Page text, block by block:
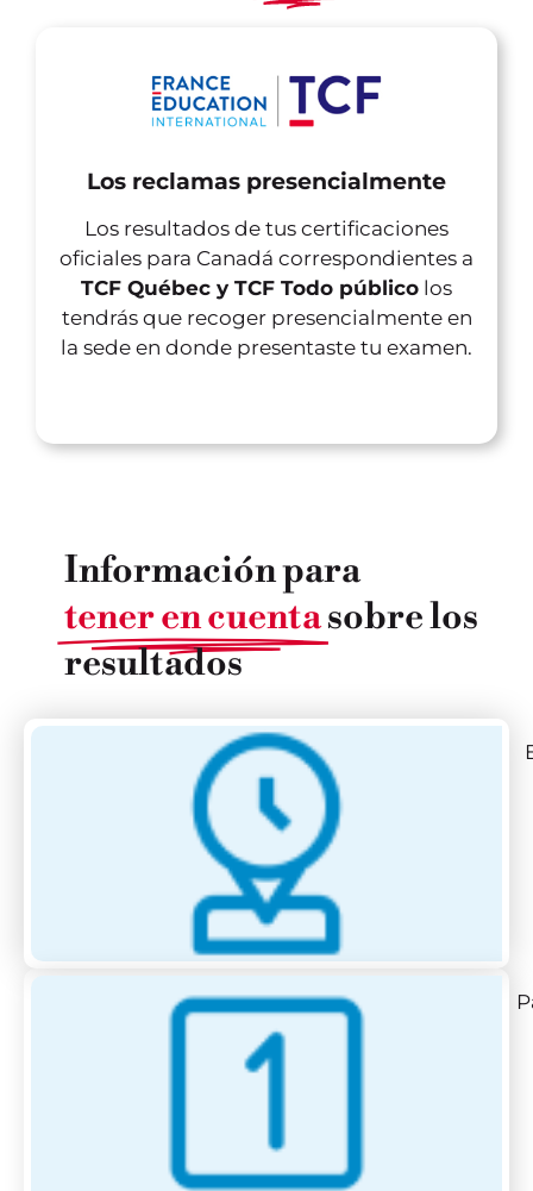
Los reclamas presencialmente
Los resultados de tus certificaciones
oficiales para Canadá correspondientes a
TCF Québec y TCF Todo público los
tendrás que recoger presencialmente en
la sede en donde presentaste tu examen.
Información para
tener en cuentasobre los
resultados